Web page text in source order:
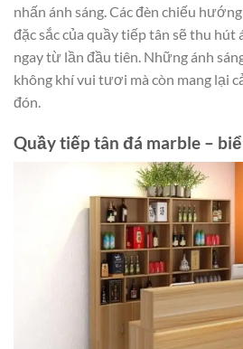
nhấn ánh sáng. Các đèn chiếu
đặc sắc của quầy tiếp tân sẽ thu hút
ngay từ lần đầu tiên. Những ánh
không khí vui tươi mà còn mang lại
đón.
Quầy tiếp tân đá marble –